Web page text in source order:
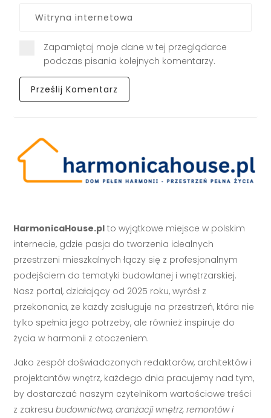
Zapamiętaj moje dane w tej przeglądarce
podczas pisania kolejnych komentarzy.
HarmonicaHouse.pl to wyjątkowe miejsce w polskim
internecie, gdzie pasja do tworzenia idealnych
przestrzeni mieszkalnych łączy się z profesjonalnym
podejściem do tematyki budowlanej i wnętrzarskiej.
Nasz portal, działający od 2025 roku, wyrósł z
przekonania, że każdy zasługuje na przestrzeń, która nie
tylko spełnia jego potrzeby, ale również inspiruje do
życia w harmonii z otoczeniem.
Jako zespół doświadczonych redaktorów, architektów i
projektantów wnętrz, każdego dnia pracujemy nad tym,
by dostarczać naszym czytelnikom wartościowe treści
z zakresubudownictwa, aranżacji wnętrz, remontów i